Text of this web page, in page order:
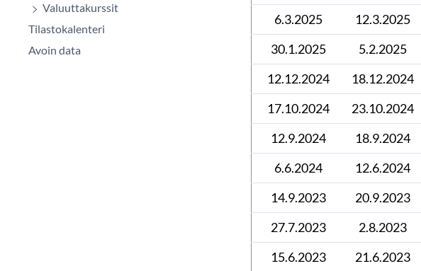
Valuuttakurssit
Tilastokalenteri
Avoin data
6.3.2025
12.3.2025
30.1.2025
5.2.2025
12.12.2024
18.12.2024
17.10.2024
23.10.2024
12.9.2024
18.9.2024
6.6.2024
12.6.2024
14.9.2023
20.9.2023
27.7.2023
2.8.2023
15.6.2023
21.6.2023